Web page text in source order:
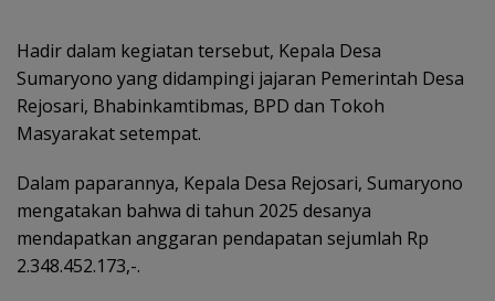
Hadir dalam kegiatan tersebut, Kepala Desa
Sumaryono yang didampingi jajaran Pemerintah Desa
Rejosari, Bhabinkamtibmas, BPD dan Tokoh
Masyarakat setempat.
Dalam paparannya, Kepala Desa Rejosari, Sumaryono
mengatakan bahwa di tahun 2025 desanya
mendapatkan anggaran pendapatan sejumlah Rp
2.348.452.173,-.